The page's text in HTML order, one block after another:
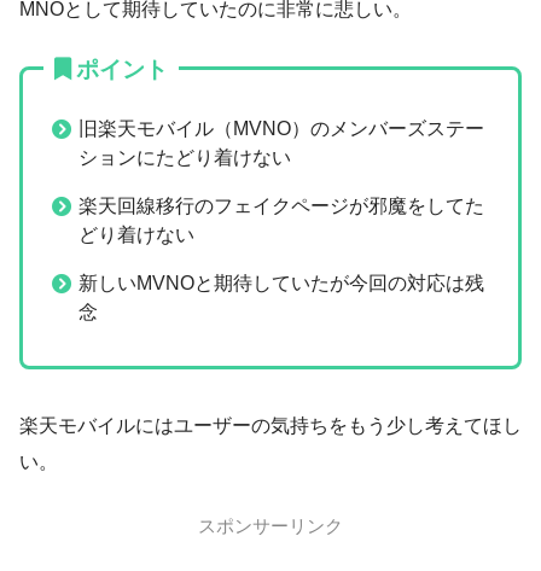
MNOとして期待していたのに非常に悲しい。
ポイント
旧楽天モバイル（MVNO）のメンバーズステー
ションにたどり着けない
楽天回線移行のフェイクページが邪魔をしてた
どり着けない
新しいMVNOと期待していたが今回の対応は残
念
楽天モバイルにはユーザーの気持ちをもう少し考えてほし
い。
スポンサーリンク